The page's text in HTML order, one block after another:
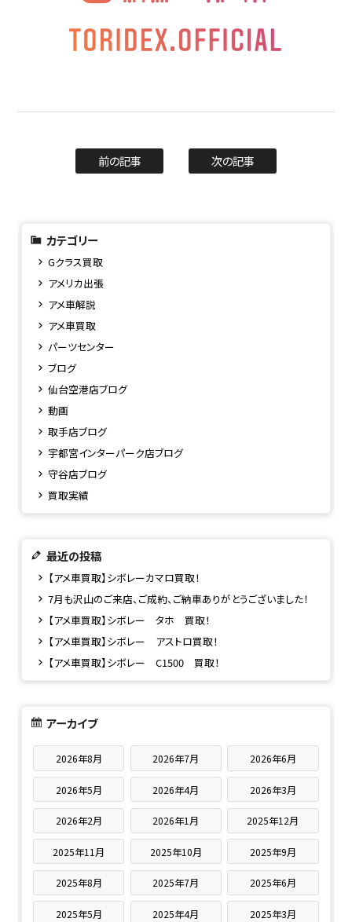
前の記事 次の記事
カテゴリー
Gクラス買取
アメリカ出張
アメ車解説
アメ車買取
パーツセンター
ブログ
仙台空港店ブログ
動画
取手店ブログ
宇都宮インターパーク店ブログ
守谷店ブログ
買取実績
最近の投稿
【アメ車買取】シボレーカマロ買取！
7月も沢山のご来店、ご成約、ご納車ありがとうございました！
【アメ車買取】シボレー タホ 買取！
【アメ車買取】シボレー アストロ買取！
【アメ車買取】シボレー C1500 買取！
アーカイブ
2026年8月 2026年7月 2026年6月
2026年5月 2026年4月 2026年3月
2026年2月 2026年1月 2025年12月
2025年11月 2025年10月 2025年9月
2025年8月 2025年7月 2025年6月
2025年5月 2025年4月 2025年3月